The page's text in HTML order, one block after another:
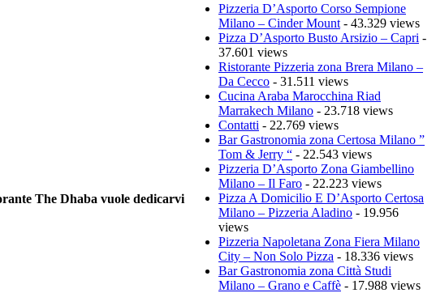
The Dhaba vuole dedicarvi
Pizzeria D’Asporto Corso Sempione
Milano – Cinder Mount - 43.329 views
Pizza D’Asporto Busto Arsizio – Capri -
37.601 views
Ristorante Pizzeria zona Brera Milano –
Da Cecco - 31.511 views
Cucina Araba Marocchina Riad
Marrakech Milano - 23.718 views
Contatti - 22.769 views
Bar Gastronomia zona Certosa Milano ”
Tom & Jerry “ - 22.543 views
Pizzeria D’Asporto Zona Giambellino
Milano – Il Faro - 22.223 views
Pizza A Domicilio E D’Asporto Certosa
Milano – Pizzeria Aladino - 19.956
views
Pizzeria Napoletana Zona Fiera Milano
City – Non Solo Pizza - 18.336 views
Bar Gastronomia zona Città Studi
Milano – Grano e Caffè - 17.988 views